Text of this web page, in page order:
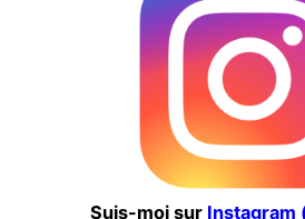
Suis-moi sur Instagram